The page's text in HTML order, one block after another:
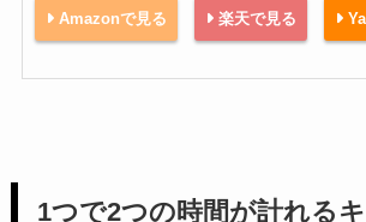
Amazonで見る 楽天で見る
1つで2つの時間が計れる